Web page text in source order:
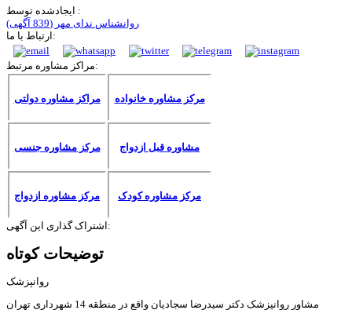
ایجادشده توسط :
روانشناس ندای مهر (839 آگهی)
ارتباط با ما:
مراکز مشاوره مرتبط:
مراکز مشاوره دولتی مرکز مشاوره خانواده
مرکز مشاوره جنسی مشاوره قبل ازدواج
مرکز مشاوره ازدواج مرکز مشاوره کودک
اشتراک گذاری این آگهی:
توضیحات کوتاه
روانپزشک
مشاور روانپزشک دکتر سیدرضا سجادیان واقع در منطقه 14 شهرداری تهران